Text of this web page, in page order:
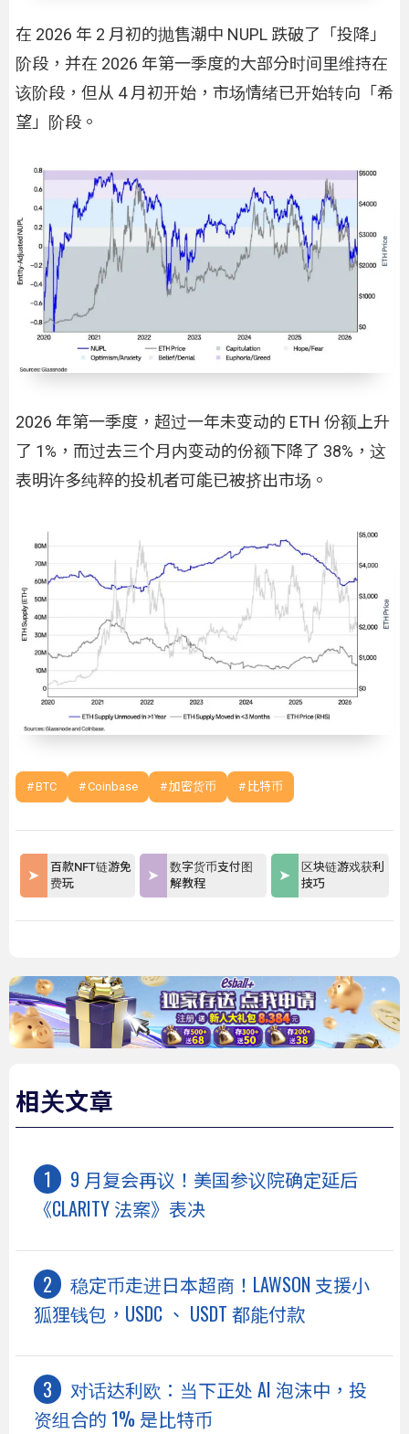
在 2026 年 2 月初的抛售潮中 NUPL 跌破了「投降」
阶段，并在 2026 年第一季度的大部分时间里维持在
该阶段，但从 4 月初开始，市场情绪已开始转向「希
望」阶段。
2026 年第一季度，超过一年未变动的 ETH 份额上升
了 1%，而过去三个月内变动的份额下降了 38%，这
表明许多纯粹的投机者可能已被挤出市场。
BTC Coinbase 加密货币 比特币
百款NFT链游免
费玩
数字货币支付图
解教程
区块链游戏获利
技巧
相关文章
9 月复会再议！美国参议院确定延后
《CLARITY 法案》表决
稳定币走进日本超商！LAWSON 支援小
狐狸钱包，USDC 、 USDT 都能付款
对话达利欧：当下正处 AI 泡沫中，投
资组合的 1% 是比特币